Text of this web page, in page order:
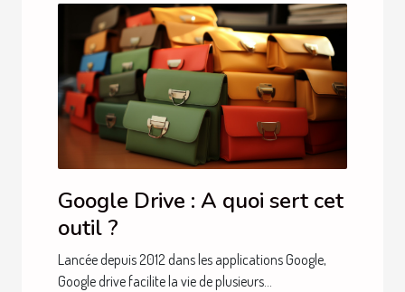
Google Drive : A quoi sert cet
outil ?
Lancée depuis 2012 dans les applications Google,
Google drive facilite la vie de plusieurs...